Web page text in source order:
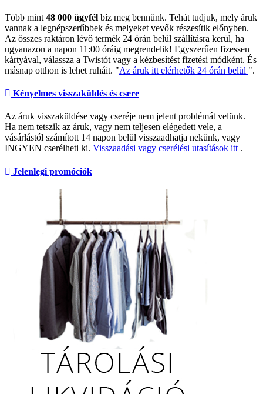
Több mint 48 000 ügyfél bíz meg bennünk. Tehát tudjuk, mely áruk
vannak a legnépszerűbbek és melyeket vevők részesítik előnyben.
Az összes raktáron lévő termék 24 órán belül szállításra kerül, ha
ugyanazon a napon 11:00 óráig megrendelik! Egyszerűen fizessen
kártyával, válassza a Twistót vagy a kézbesítést fizetési módként. És
másnap otthon is lehet ruháit. "Az áruk itt elérhetők 24 órán belül ".
Kényelmes visszaküldés és csere
Az áruk visszaküldése vagy cseréje nem jelent problémát velünk.
Ha nem tetszik az áruk, vagy nem teljesen elégedett vele, a
vásárlástól számított 14 napon belül visszaadhatja nekünk, vagy
INGYEN cserélheti ki. Visszaadási vagy cserélési utasítások itt .
Jelenlegi promóciók